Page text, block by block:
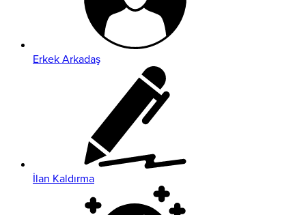
Erkek Arkadaş
İlan Kaldırma